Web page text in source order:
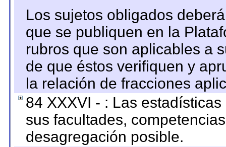
Los sujetos obligados
que se publiquen en la
rubros que son aplicables a
de que éstos verifiquen y
la relación de fracciones
84 XXXVI - : Las
sus facultades,
desagregación posible.